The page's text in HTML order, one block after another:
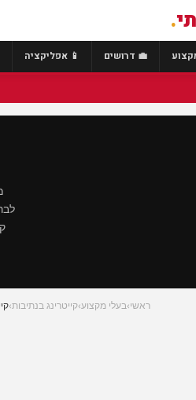
.
💼 דרושים 📱 אפליקציה
ראשי›בעלי מקצוע›קייטרינג בנתיבות›